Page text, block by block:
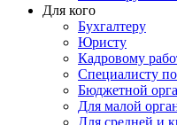
Для кого
Бухгалтеру
Юристу
Кадровому
Специалисту
Бюджетной
Для малой
Для средней и